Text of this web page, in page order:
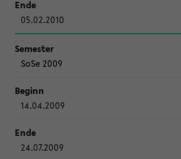
05.02.2010
SoSe 2009
14.04.2009
24.07.2009